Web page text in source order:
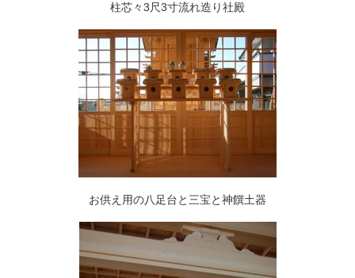
柱芯々3尺3寸流れ造り社殿
お供え用の八足台と三宝と神饌土器